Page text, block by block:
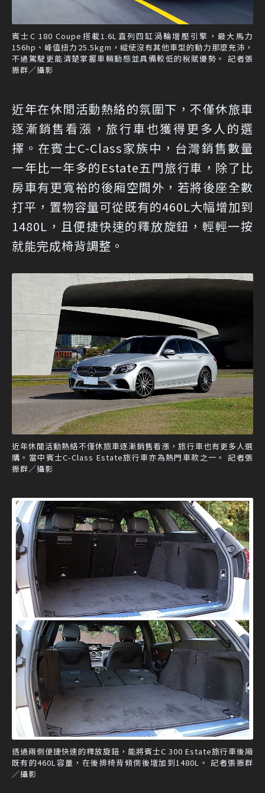
賓士C 180 Coupe搭載1.6L直列四缸渦輪增壓引擎，最大馬力
156hp、峰值扭力25.5kgm，縱使沒有其他車型的動力那麼充沛，
不過駕駛更能清楚掌握車輛動態並具備較低的稅賦優勢。 記者張
振群／攝影
近年在休閒活動熱絡的氛圍下，不僅休旅車
逐漸銷售看漲，旅行車也獲得更多人的選
擇。在賓士C-Class家族中，台灣銷售數量
一年比一年多的Estate五門旅行車，除了比
房車有更寬裕的後廂空間外，若將後座全數
打平，置物容量可從既有的460L大幅增加到
1480L，且便捷快速的釋放旋鈕，輕輕一按
就能完成椅背調整。
近年休閒活動熱絡不僅休旅車逐漸銷售看漲，旅行車也有更多人選
購。當中賓士C-Class Estate旅行車亦為熱門車款之一。 記者張
振群／攝影
透過兩側便捷快速的釋放旋鈕，能將賓士C 300 Estate旅行車後廂
既有的460L容量，在後排椅背傾倒後增加到1480L。 記者張振群
／攝影